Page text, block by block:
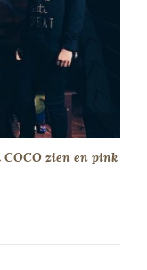
zien en pink